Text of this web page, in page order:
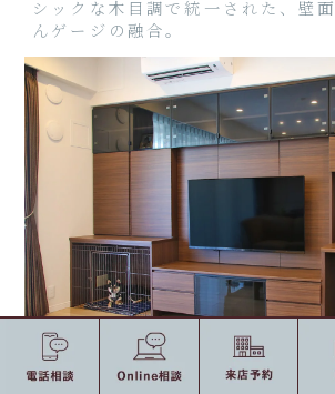
シックな木目調で統一された、壁
んゲージの融合。